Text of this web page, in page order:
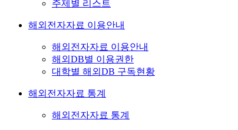
주제별 리스트
해외전자자료 이용안내
해외전자자료 이용안내
해외DB별 이용권한
대학별 해외DB 구독현황
해외전자자료 통계
해외전자자료 통계